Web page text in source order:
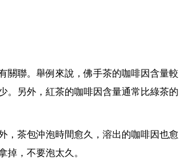
關聯。舉例來說，佛手茶的咖啡因含量較
。另外，紅茶的咖啡因含量通常比綠茶的
，茶包沖泡時間愈久，溶出的咖啡因也愈
掉，不要泡太久。